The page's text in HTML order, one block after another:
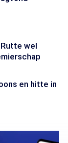
wel
en hitte in